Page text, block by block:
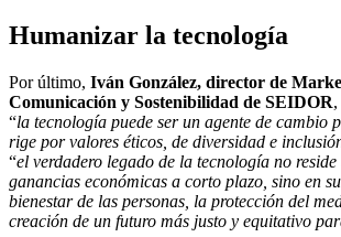
Humanizar la tecnología
Por último, Iván González, director de
Comunicación y Sostenibilidad de SEIDOR
“la tecnología puede ser un agente de cambio
rige por valores éticos, de diversidad e
“el verdadero legado de la tecnología no
ganancias económicas a corto plazo, sino en
bienestar de las personas, la protección del
creación de un futuro más justo y equitativo